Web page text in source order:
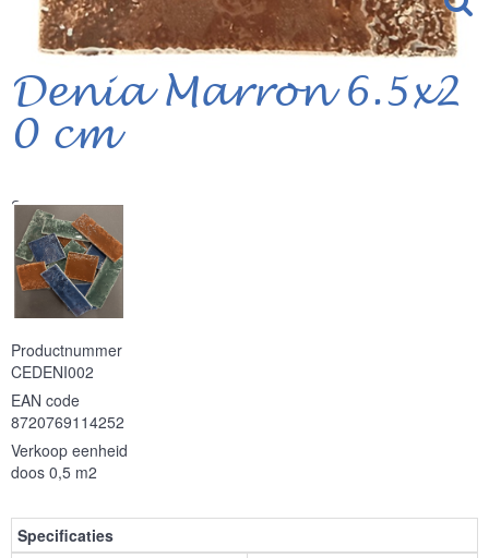
Denia Marron 6.5x2
0 cm
Serie
Productnummer
CEDENI002
EAN code
8720769114252
Verkoop eenheid
doos 0,5 m2
Specificaties